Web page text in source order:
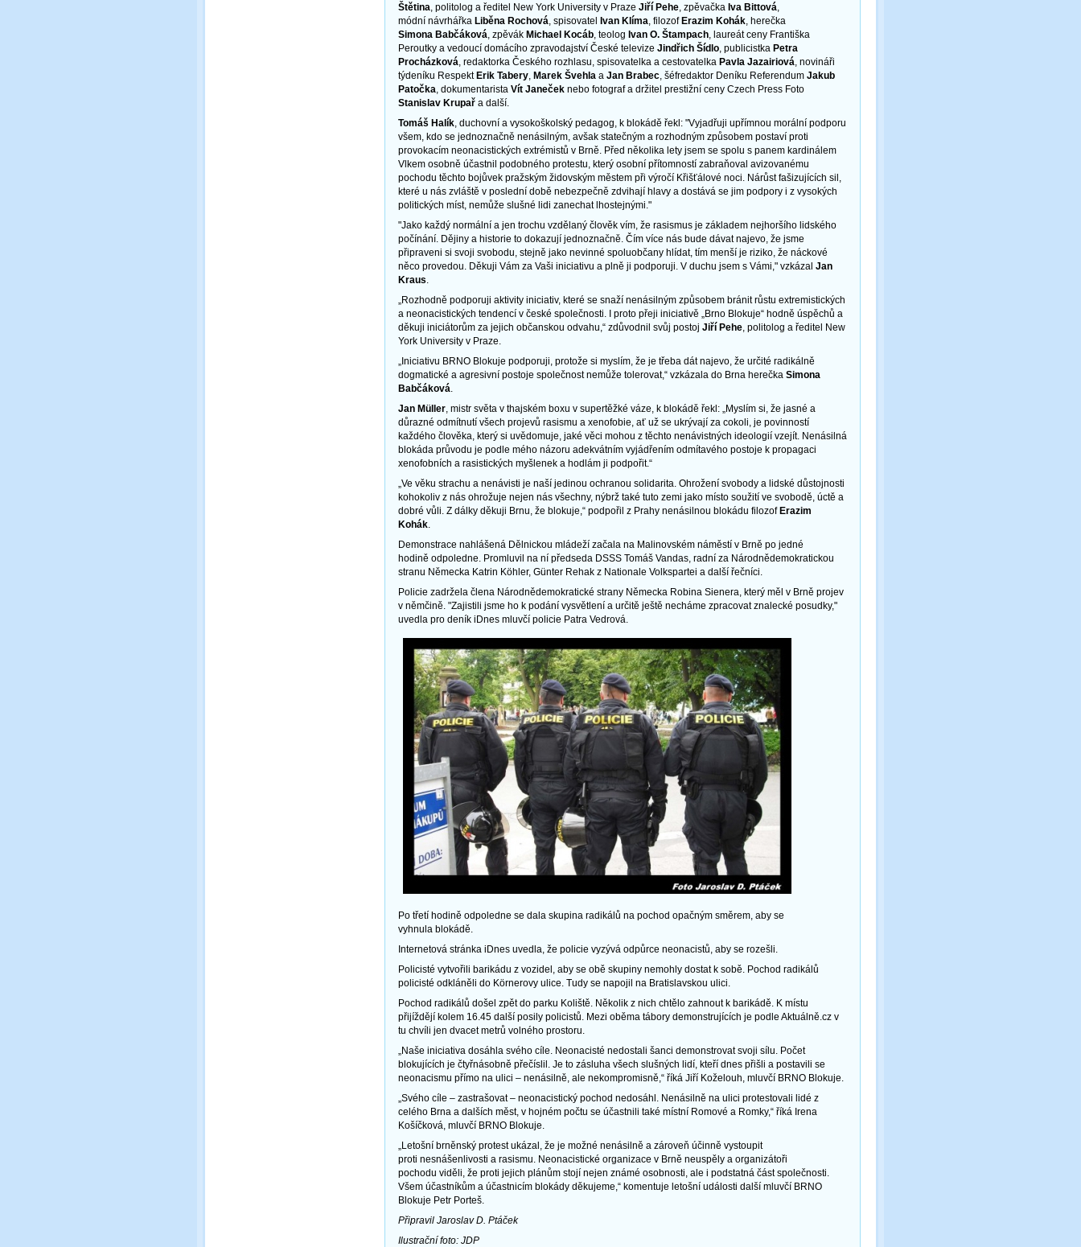
Štětina, politolog a ředitel New York University v Praze Jiří Pehe, zpěvačka Iva Bittová,
módní návrhářka Liběna Rochová, spisovatel Ivan Klíma, filozof Erazim Kohák, herečka
Simona Babčáková, zpěvák Michael Kocáb, teolog Ivan O. Štampach, laureát ceny Františka
Peroutky a vedoucí domácího zpravodajství České televize Jindřich Šídlo, publicistka Petra
Procházková, redaktorka Českého rozhlasu, spisovatelka a cestovatelka Pavla Jazairiová, novináři
týdeníku Respekt Erik Tabery, Marek Švehla a Jan Brabec, šéfredaktor Deníku Referendum Jakub
Patočka, dokumentarista Vít Janeček nebo fotograf a držitel prestižní ceny Czech Press Foto
Stanislav Krupař a další.
Tomáš Halík, duchovní a vysokoškolský pedagog, k blokádě řekl: "Vyjadřuji upřímnou morální podporu
všem, kdo se jednoznačně nenásilným, avšak statečným a rozhodným způsobem postaví proti
provokacím neonacistických extrémistů v Brně. Před několika lety jsem se spolu s panem kardinálem
Vlkem osobně účastnil podobného protestu, který osobní přítomností zabraňoval avizovanému
pochodu těchto bojůvek pražským židovským městem při výročí Křišťálové noci. Nárůst fašizujících sil,
které u nás zvláště v poslední době nebezpečně zdvihají hlavy a dostává se jim podpory i z vysokých
politických míst, nemůže slušné lidi zanechat lhostejnými."
"Jako každý normální a jen trochu vzdělaný člověk vím, že rasismus je základem nejhoršího lidského
počínání. Dějiny a historie to dokazují jednoznačně. Čím více nás bude dávat najevo, že jsme
připraveni si svoji svobodu, stejně jako nevinné spoluobčany hlídat, tím menší je riziko, že náckové
něco provedou. Děkuji Vám za Vaši iniciativu a plně ji podporuji. V duchu jsem s Vámi," vzkázal Jan
Kraus.
„Rozhodně podporuji aktivity iniciativ, které se snaží nenásilným způsobem bránit růstu extremistických
a neonacistických tendencí v české společnosti. I proto přeji iniciativě „Brno Blokuje“ hodně úspěchů a
děkuji iniciátorům za jejich občanskou odvahu,“ zdůvodnil svůj postoj Jiří Pehe, politolog a ředitel New
York University v Praze.
„Iniciativu BRNO Blokuje podporuji, protože si myslím, že je třeba dát najevo, že určité radikálně
dogmatické a agresivní postoje společnost nemůže tolerovat,“ vzkázala do Brna herečka Simona
Babčáková.
Jan Müller, mistr světa v thajském boxu v supertěžké váze, k blokádě řekl: „Myslím si, že jasné a
důrazné odmítnutí všech projevů rasismu a xenofobie, ať už se ukrývají za cokoli, je povinností
každého člověka, který si uvědomuje, jaké věci mohou z těchto nenávistných ideologií vzejít. Nenásilná
blokáda průvodu je podle mého názoru adekvátním vyjádřením odmítavého postoje k propagaci
xenofobních a rasistických myšlenek a hodlám ji podpořit.“
„Ve věku strachu a nenávisti je naší jedinou ochranou solidarita. Ohrožení svobody a lidské důstojnosti
kohokoliv z nás ohrožuje nejen nás všechny, nýbrž také tuto zemi jako místo soužití ve svobodě, úctě a
dobré vůli. Z dálky děkuji Brnu, že blokuje,“ podpořil z Prahy nenásilnou blokádu filozof Erazim
Kohák.
Demonstrace nahlášená Dělnickou mládeží začala na Malinovském náměstí v Brně po jedné
hodině odpoledne. Promluvil na ní předseda DSSS Tomáš Vandas, radní za Národnědemokratickou
stranu Německa Katrin Köhler, Günter Rehak z Nationale Volkspartei a další řečníci.
Policie zadržela člena Národnědemokratické strany Německa Robina Sienera, který měl v Brně projev
v němčině. "Zajistili jsme ho k podání vysvětlení a určitě ještě necháme zpracovat znalecké posudky,"
uvedla pro deník iDnes mluvčí policie Patra Vedrová.
Po třetí hodině odpoledne se dala skupina radikálů na pochod opačným směrem, aby se
vyhnula blokádě.
Internetová stránka iDnes uvedla, že policie vyzývá odpůrce neonacistů, aby se rozešli.
Policisté vytvořili barikádu z vozidel, aby se obě skupiny nemohly dostat k sobě. Pochod radikálů
policisté odkláněli do Körnerovy ulice. Tudy se napojil na Bratislavskou ulici.
Pochod radikálů došel zpět do parku Koliště. Několik z nich chtělo zahnout k barikádě. K místu
přijíždějí kolem 16.45 další posily policistů. Mezi oběma tábory demonstrujících je podle Aktuálně.cz v
tu chvíli jen dvacet metrů volného prostoru.
„Naše iniciativa dosáhla svého cíle. Neonacisté nedostali šanci demonstrovat svoji sílu. Počet
blokujících je čtyřnásobně přečíslil. Je to zásluha všech slušných lidí, kteří dnes přišli a postavili se
neonacismu přímo na ulici – nenásilně, ale nekompromisně,“ říká Jiří Koželouh, mluvčí BRNO Blokuje.
„Svého cíle – zastrašovat – neonacistický pochod nedosáhl. Nenásilně na ulici protestovali lidé z
celého Brna a dalších měst, v hojném počtu se účastnili také místní Romové a Romky,“ říká Irena
Košíčková, mluvčí BRNO Blokuje.
„Letošní brněnský protest ukázal, že je možné nenásilně a zároveň účinně vystoupit
proti nesnášenlivosti a rasismu. Neonacistické organizace v Brně neuspěly a organizátoři
pochodu viděli, že proti jejich plánům stojí nejen známé osobnosti, ale i podstatná část společnosti.
Všem účastníkům a účastnicím blokády děkujeme,“ komentuje letošní události další mluvčí BRNO
Blokuje Petr Porteš.
Připravil Jaroslav D. Ptáček
Ilustrační foto: JDP